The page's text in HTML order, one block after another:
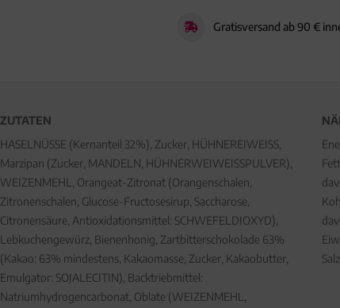
Gratisversand ab 90 €
ZUTATEN
HASELNÜSSE (Kernanteil 32%), Zucker, HÜHNEREIWEISS,
Marzipan (Zucker, MANDELN, HÜHNERWEIWEISSPULVER),
WEIZENMEHL, Orangeat-Zitronat (Orangenschalen,
Zitronenschalen, Glucose-Fructosesirup, Saccharose,
Citronensäure, Antioxidationsmittel: SCHWEFELDIOXYD),
Lebkuchengewürz, Bienenhonig, Zartbitterschokolade 63%
(Kakao: 63% mindestens, Kakaomasse, Zucker, Kakaobutter,
Emulgator: SOJALECITIN), Backtriebmittel:
Natriumhydrogencarbonat, Oblate (WEIZENMEHL,
Fett
Salz